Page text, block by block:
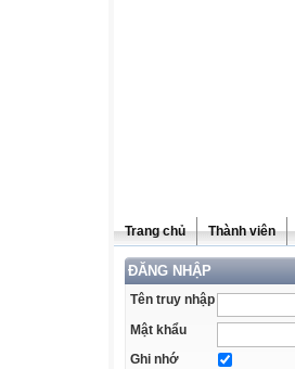
Trang chủ Thành viên
ĐĂNG NHẬP
Tên truy nhập
Mật khẩu
Ghi nhớ